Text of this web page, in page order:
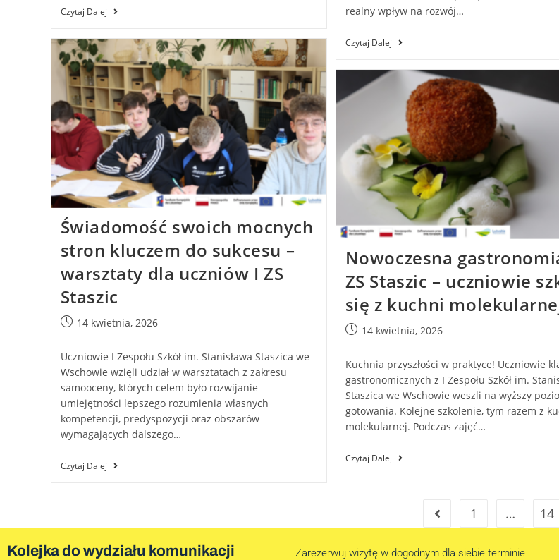
Czytaj Dalej
realny wpływ na rozwój…
Czytaj Dalej
Świadomość swoich mocnych
stron kluczem do sukcesu –
warsztaty dla uczniów I ZS
Staszic
14 kwietnia, 2026
Uczniowie I Zespołu Szkół im. Stanisława Staszica we
Wschowie wzięli udział w warsztatach z zakresu
samooceny, których celem było rozwijanie
umiejętności lepszego rozumienia własnych
kompetencji, predyspozycji oraz obszarów
wymagających dalszego…
Czytaj Dalej
Nowoczesna
ZS Staszic – uczniowie
się z kuchni
14 kwietnia, 2026
Kuchnia przyszłości w praktyce! Uczniowie
gastronomicznych z I Zespołu Szkół im.
Staszica we Wschowie weszli na wyższy
gotowania. Kolejne szkolenie, tym razem z
molekularnej. Podczas zajęć…
Czytaj Dalej
1 … 14
Kolejka do wydziału komunikacji Zarezerwuj wizytę w dogodnym dla siebie terminie